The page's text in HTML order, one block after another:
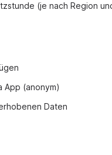
(je nach Region
App (anonym)
Daten